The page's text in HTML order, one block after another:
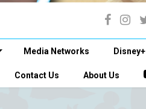
Media Networks Disney+
Contact Us About Us